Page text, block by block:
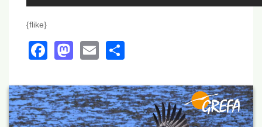
{flike}
Facebook
Mastodon
Email